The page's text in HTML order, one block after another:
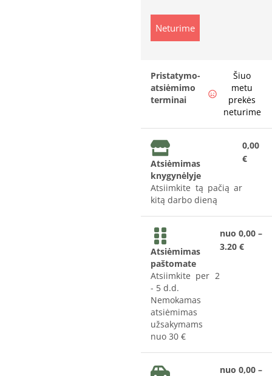
Neturime
Pristatymo-
atsiėmimo
terminai
Šiuo
metu
prekės
neturime
Atsiėmimas
knygynėlyje
Atsiimkite tą pačią ar
kitą darbo dieną
0,00
€
Atsiėmimas
paštomate
Atsiimkite per 2
- 5 d.d.
Nemokamas
atsiėmimas
užsakymams
nuo 30 €
nuo 0,00 –
3.20 €
nuo 0,00 –